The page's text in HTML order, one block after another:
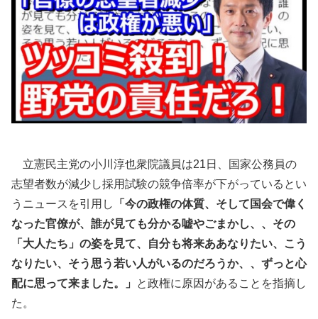
立憲民主党の小川淳也衆院議員は21日、国家公務員の
志望者数が減少し採用試験の競争倍率が下がっているとい
うニュースを引用し
「今の政権の体質、そして国会で偉く
なった官僚が、誰が見ても分かる嘘やごまかし、、その
「大人たち」の姿を見て、自分も将来ああなりたい、こう
なりたい、そう思う若い人がいるのだろうか、、ずっと心
配に思って来ました。」
と政権に原因があることを指摘し
た。